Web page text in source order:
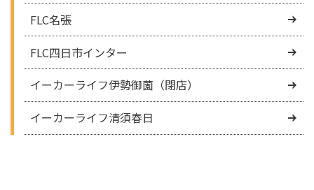
FLC名張
FLC四日市インター
イーカーライフ伊勢御薗（閉店）
イーカーライフ清須春日